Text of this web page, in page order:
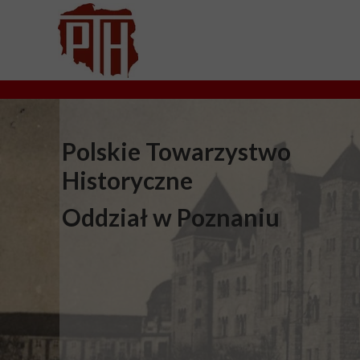
Polskie Towarzystwo
Historyczne
Oddział w Poznaniu